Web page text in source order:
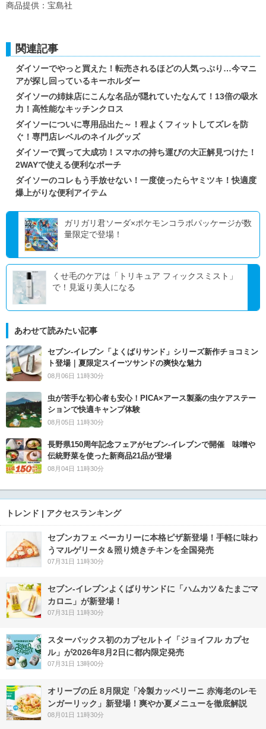
商品提供：宝島社
関連記事
ダイソーでやっと買えた！転売されるほどの人気っぷり…今マニ
アが探し回っているキーホルダー
ダイソーの姉妹店にこんな名品が隠れていたなんて！13倍の吸水
力！高性能なキッチンクロス
ダイソーについに専用品出た～！程よくフィットしてズレを防
ぐ！専門店レベルのネイルグッズ
ダイソーで買って大成功！スマホの持ち運びの大正解見つけた！
2WAYで使える便利なポーチ
ダイソーのコレもう手放せない！一度使ったらヤミツキ！快適度
爆上がりな便利アイテム
ガリガリ君ソーダ×ポケモンコラボパッケージが数
量限定で登場！
くせ毛のケアは「トリキュア フィックスミスト」
で！見返り美人になる
あわせて読みたい記事
セブン‐イレブン「よくばりサンド」シリーズ新作チョコミン
ト登場｜夏限定スイーツサンドの爽快な魅力
08月06日 11時30分
虫が苦手な初心者も安心！PICA×アース製薬の虫ケアステー
ションで快適キャンプ体験
08月05日 11時30分
長野県150周年記念フェアがセブン-イレブンで開催 味噌や
伝統野菜を使った新商品21品が登場
08月04日 11時30分
トレンド | アクセスランキング
セブンカフェ ベーカリーに本格ピザ新登場！手軽に味わ
うマルゲリータ＆照り焼きチキンを全国発売
07月31日 11時30分
セブン‐イレブンよくばりサンドに「ハムカツ＆たまごマ
カロニ」が新登場！
07月31日 11時30分
スターバックス初のカプセルトイ「ジョイフル カプセ
ル」が2026年8月2日に都内限定発売
07月31日 13時00分
オリーブの丘 8月限定「冷製カッペリーニ 赤海老のレモ
ンガーリック」新登場！爽やか夏メニューを徹底解説
08月01日 11時30分